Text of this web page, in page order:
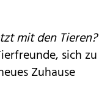
mit den Tieren?
sich zu
Zuhause